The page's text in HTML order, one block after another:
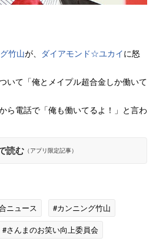
竹山が、 ダイアモンド☆ユカイに怒
いて「俺とメイプル超合金しか働いて
ら電話で「俺も働いてるよ！」と言わ
読む （アプリ限定記事）
ニュース
#カンニング竹山
#さんまのお笑い向上委員会